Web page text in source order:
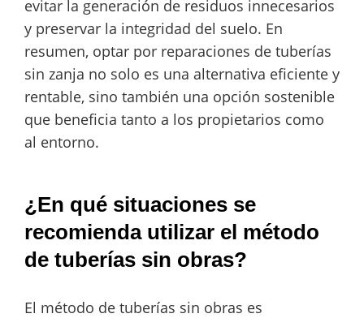
evitar la generación de residuos innecesarios
y preservar la integridad del suelo. En
resumen, optar por reparaciones de tuberías
sin zanja no solo es una alternativa eficiente y
rentable, sino también una opción sostenible
que beneficia tanto a los propietarios como
al entorno.
¿En qué situaciones se
recomienda utilizar el método
de tuberías sin obras?
El método de tuberías sin obras es